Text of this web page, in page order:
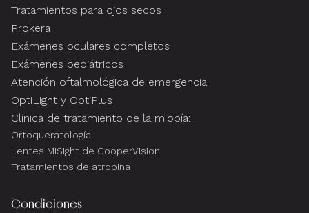
Tratamientos para ojos secos
Prokera
Exámenes oculares completos
Exámenes pediátricos
Atención oftalmológica de emergencia
OptiLight y OptiPlus
Clínica de tratamiento de la miopía:
Ortoqueratología
Lentes MiSight de CooperVision
Tratamientos de atropina
Condiciones